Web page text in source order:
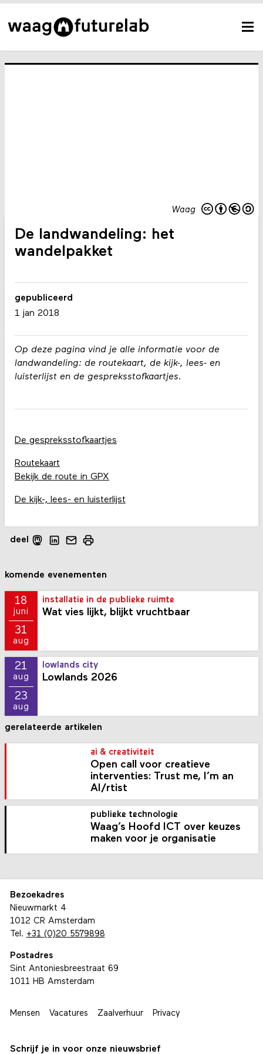
Waag
De landwandeling: het
wandelpakket
Op deze pagina vind je alle informatie voor de
landwandeling: de routekaart, de kijk-, lees- en
luisterlijst en de gespreksstofkaartjes.
De gespreksstofkaartjes
Routekaart
Bekijk de route in GPX
De kijk-, lees- en luisterlijst
gepubliceerd
1 jan 2018
deel
komende evenementen
18
juni
31
aug
installatie in de publieke ruimte
Wat vies lijkt, blijkt vruchtbaar
21
aug
23
aug
lowlands city
Lowlands 2026
gerelateerde artikelen
ai & creativiteit
Open call voor creatieve
interventies: Trust me, I’m an
AI/rtist
publieke technologie
Waag’s Hoofd ICT over keuzes
maken voor je organisatie
Bezoekadres
Nieuwmarkt 4
1012 CR Amsterdam
Tel. +31 (0)20 5579898
Postadres
Sint Antoniesbreestraat 69
1011 HB Amsterdam
Mensen Vacatures Zaalverhuur Privacy
Schrijf je in voor onze nieuwsbrief